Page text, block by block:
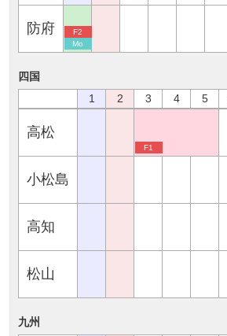
防府
F2
Mo
四国
1
2 3 4 5
高松
F1
小松島
高知
松山
九州